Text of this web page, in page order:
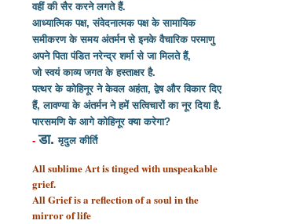
वहीं की सैर करने लगते हैं.
आध्यात्मिक पक्ष, संवेदनात्मक पक्ष के सामायिक
समीकरण के समय अंतर्मन से इनके वैचारिक परमाणु
अपने पिता पंडित नरेन्द्र शर्मा सेजा मिलते हैं,
जो स्वयं काव्य जगत के हस्ताक्षर है.
पत्थर के कोहिनूर ने केवल अहंता, द्वेष और विकार दिए
हैं, लावण्या के अंतर्मन ने हमें सत्विचारों का नूर दिया है.
पारसमणि के आगे कोहिनूर क्या करेगा?
- डा.मृदुल कीर्ति
All sublime Art is tinged with unspeakable
grief.
All Grief is a reflection of a soulin the
mirror of life